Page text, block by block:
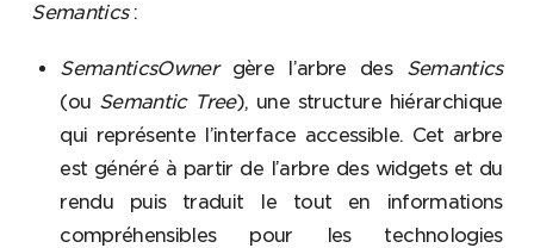
Semantics:
SemanticsOwnergère l’arbre des Semantics
(ou Semantic Tree), une structure hiérarchique
qui représente l’interface accessible. Cet arbre
est généré à partir de l’arbre des widgets et du
rendu puis traduit le tout en informations
compréhensibles pour les technologies